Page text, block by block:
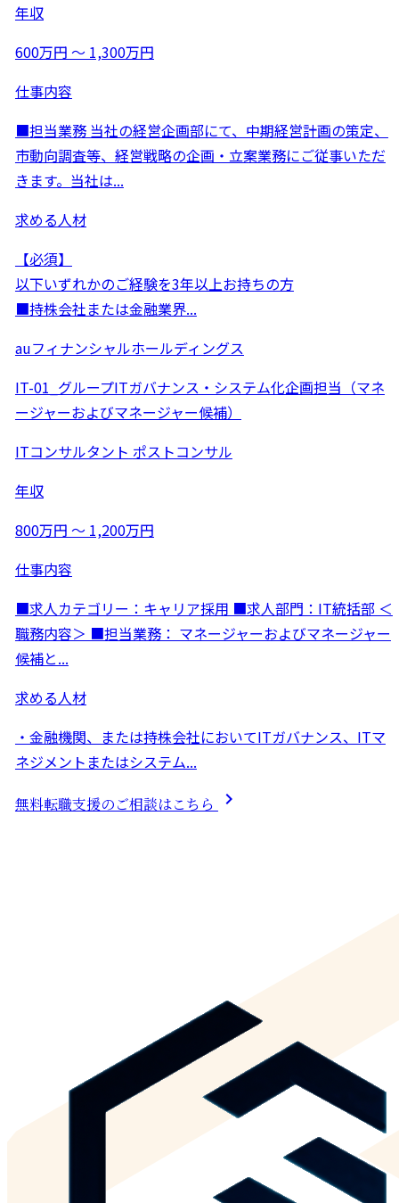
年収
600万円 〜 1,300万円
仕事内容
■担当業務 当社の経営企画部にて、中期経営計画の策定、
市動向調査等、経営戦略の企画・立案業務にご従事いただ
きます。当社は...
求める人材
【必須】
以下いずれかのご経験を3年以上お持ちの方
■持株会社または金融業界...
auフィナンシャルホールディングス
IT-01_グループITガバナンス・システム化企画担当（マネ
ージャーおよびマネージャー候補）
ITコンサルタント ポストコンサル
年収
800万円 〜 1,200万円
仕事内容
■求人カテゴリー：キャリア採用 ■求人部門：IT統括部 ＜
職務内容＞ ■担当業務： マネージャーおよびマネージャー
候補と...
求める人材
・金融機関、または持株会社においてITガバナンス、ITマ
ネジメントまたはシステム...
無料転職支援のご相談はこちら chevron_right